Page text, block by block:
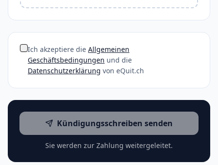
Ich akzeptiere die Allgemeinen
Geschäftsbedingungen und die
Datenschutzerklärung von eQuit.ch
Kündigungsschreiben senden
Sie werden zur Zahlung weitergeleitet.